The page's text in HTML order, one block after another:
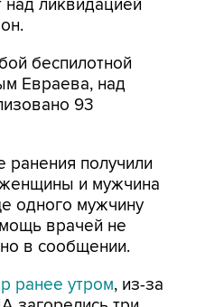
беспилотной
93
получили
одного мужчину
врачей не
в сообщении.
ранее утром, из-за
в нескольких